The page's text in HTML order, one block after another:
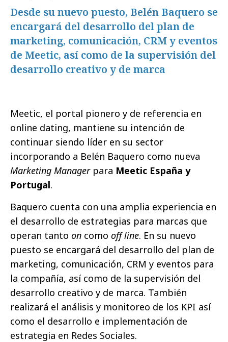
Desde su nuevo puesto, Belén Baquero se
encargará del desarrollo del plan de
marketing, comunicación, CRM y eventos
de Meetic, así como de la supervisión del
desarrollo creativo y de marca
Meetic, el portal pionero y de referencia en
online dating, mantiene su intención de
continuar siendo líder en su sector
incorporando a Belén Baquero como nueva
Marketing Managerpara Meetic España y
Portugal.
Baquero cuenta con una amplia experiencia en
el desarrollo de estrategias para marcas que
operan tanto on como off line. En su nuevo
puesto se encargará del desarrollo del plan de
marketing, comunicación, CRM y eventos para
la compañía, así como de la supervisión del
desarrollo creativo y de marca. También
realizará el análisis y monitoreo de los KPI así
como el desarrollo e implementación de
estrategia en Redes Sociales.